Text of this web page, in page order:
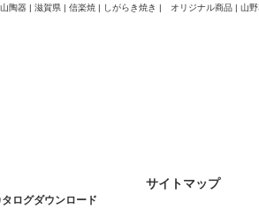
陶器 | 滋賀県 | 信楽焼 | しがらき焼き | オリジナル商品 | 山
タログダウンロード
サイトマップ